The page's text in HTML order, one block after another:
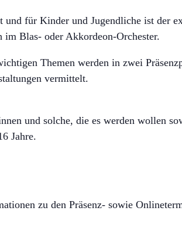
für Kinder und Jugendliche ist der
im Blas- oder Akkordeon-Orchester.
Themen werden in zwei
vermittelt.
und solche, die es werden wollen
Jahre.
zu den Präsenz- sowie